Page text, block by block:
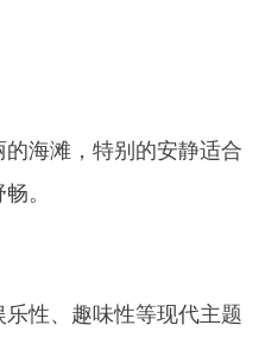
海滩，特别的安静适合
。
性、趣味性等现代主题